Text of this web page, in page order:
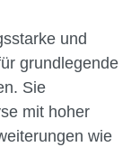
und
grundlegende
Sie
mit hoher
wie